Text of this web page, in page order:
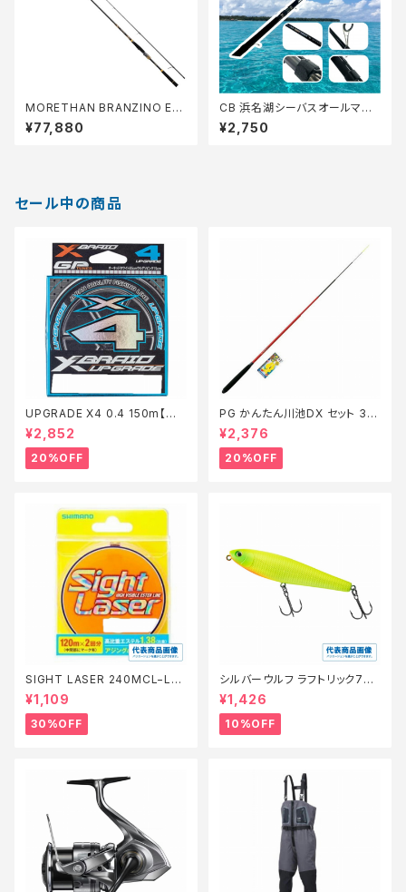
MORETHAN BRANZINO EX
AGS 93L/M S
¥77,880
CB 浜名湖シーバスオールマイ
ティ 86【Tオリ】
¥2,750
セール中の商品
UPGRADE X4 0.4 150m【特
価仕掛】【20】
¥2,852
20%OFF
PG かんたん川池DX セット 36
0【特価セット】【20】
¥2,376
20%OFF
SIGHT LASER 240MCL−L75
Q 橙 0.2【特価仕掛】【30】
¥1,109
30%OFF
シルバーウルフ ラフトリック70Ｆ
【スタッフ永徳浜名湖セレクト】
【10】
¥1,426
10%OFF